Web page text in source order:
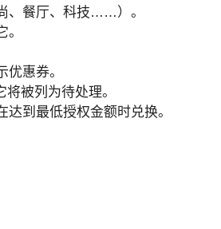
、餐厅、科技……）。
惠券。
被列为待处理。
到最低授权金额时兑换。